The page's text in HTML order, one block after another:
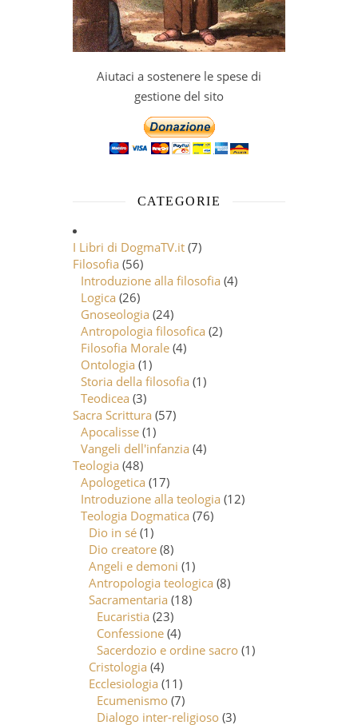
Aiutaci a sostenere le spese di
gestione del sito
CATEGORIE
I Libri di DogmaTV.it (7)
Filosofia (56)
Introduzione alla filosofia (4)
Logica (26)
Gnoseologia (24)
Antropologia filosofica (2)
Filosofia Morale (4)
Ontologia (1)
Storia della filosofia (1)
Teodicea (3)
Sacra Scrittura (57)
Apocalisse (1)
Vangeli dell'infanzia (4)
Teologia (48)
Apologetica (17)
Introduzione alla teologia (12)
Teologia Dogmatica (76)
Dio in sé (1)
Dio creatore (8)
Angeli e demoni (1)
Antropologia teologica (8)
Sacramentaria (18)
Eucaristia (23)
Confessione (4)
Sacerdozio e ordine sacro (1)
Cristologia (4)
Ecclesiologia (11)
Ecumenismo (7)
Dialogo inter-religioso (3)